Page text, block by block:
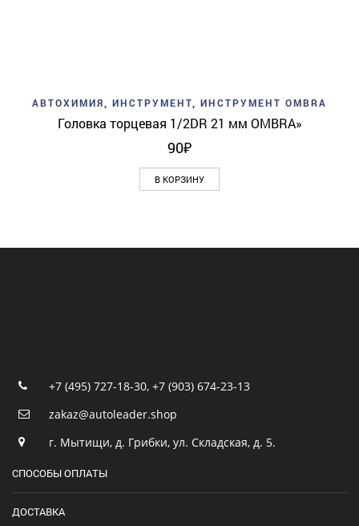
АВТОХИМИЯ, ИНСТРУМЕНТ, ИНСТРУМЕНТ OMBRA
Головка торцевая 1/2DR 21 мм OMBRA»
90₽
В КОРЗИНУ
+7 (495) 727-18-30, +7 (903) 674-23-13
zakaz@autoleader.shop
г. Мытищи, д. Грибки, ул. Складская, д. 5.
СПОСОБЫ ОПЛАТЫ
ДОСТАВКА